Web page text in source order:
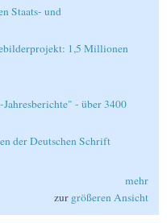
Staats- und
1,5 Millionen
- über 3400
der Deutschen Schrift
mehr
zur größeren Ansicht